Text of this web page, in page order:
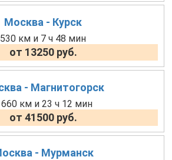
Москва - Курск
530 км и 7 ч 48 мин
от 13250 руб.
- Магнитогорск
660 км и 23 ч 12 мин
от 41500 руб.
- Мурманск